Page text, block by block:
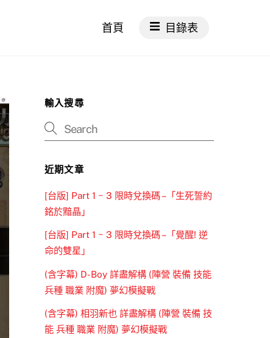
首頁 目錄表
輸入搜尋
近期文章
[台版] Part 1 ~ 3 限時兌換碼 –「生死誓約
銘於黯晶」
[台版] Part 1 ~ 3 限時兌換碼 –「覺醒! 逆
命的雙星」
(含字幕) D-Boy 詳盡解構 (陣營 裝備 技能
兵種 職業 附魔) 夢幻模擬戰
(含字幕) 相羽新也 詳盡解構 (陣營 裝備 技
能 兵種 職業 附魔) 夢幻模擬戰